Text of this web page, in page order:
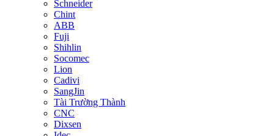
Schneider
Chint
ABB
Fuji
Shihlin
Socomec
Lion
Cadivi
SangJin
Tài Trường Thành
CNC
Dixsen